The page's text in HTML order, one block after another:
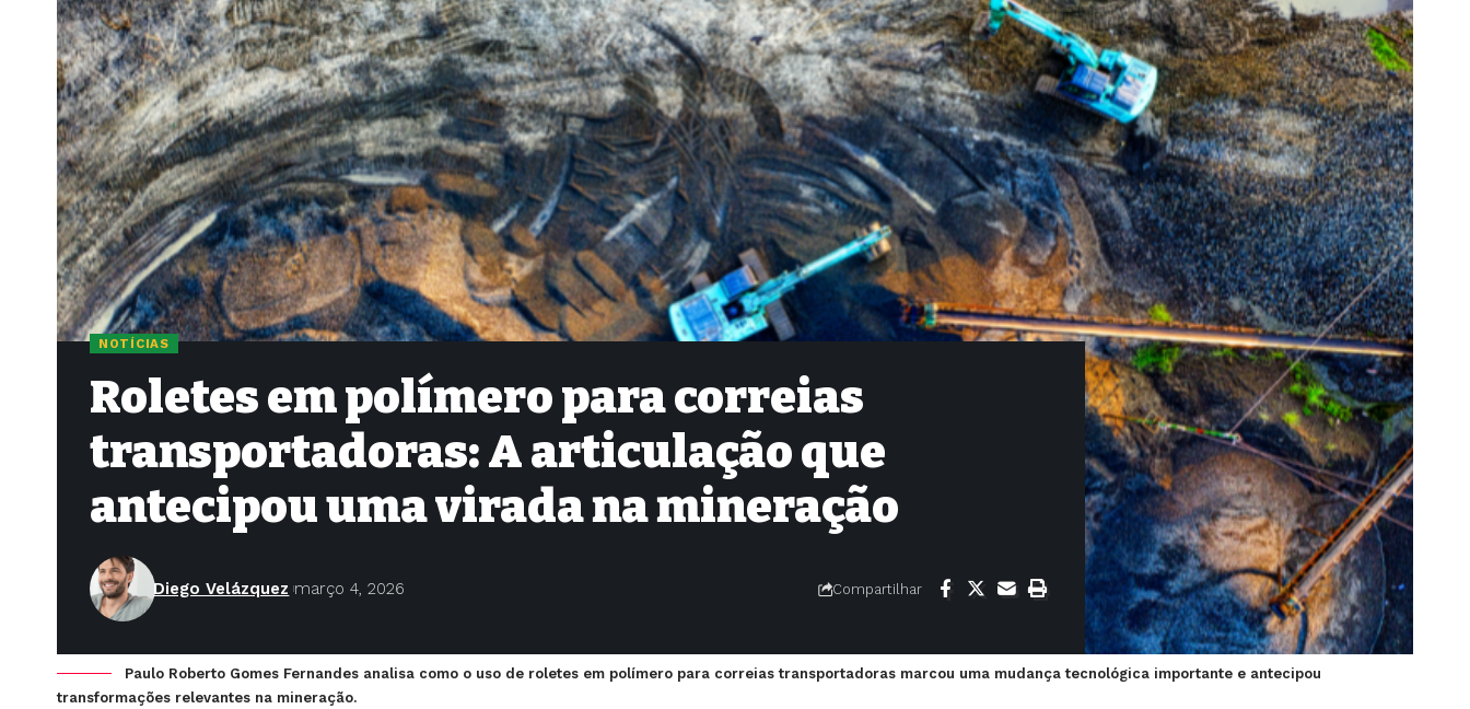
NOTÍCIAS
Roletes em polímero para correias
transportadoras: A articulação que
antecipou uma virada na mineração
Diego Velázquez março 4, 2026 Compartilhar
Paulo Roberto Gomes Fernandes analisa como o uso de roletes em polímero para correias transportadoras marcou uma mudança tecnológica importante e antecipou
transformações relevantes na mineração.